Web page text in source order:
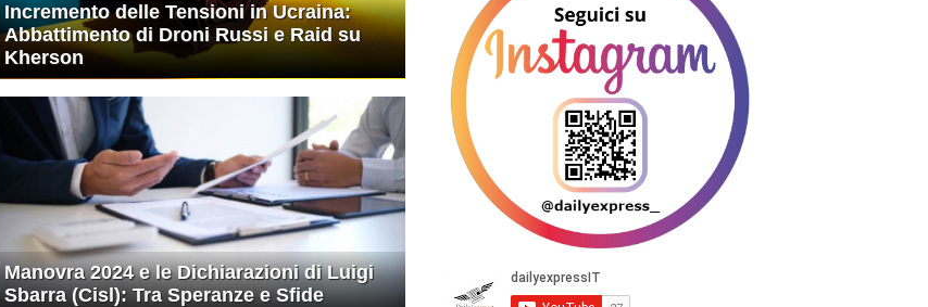
Incremento delle Tensioni in Ucraina:
Abbattimento di Droni Russi e Raid su
Kherson
Manovra 2024 e le Dichiarazioni di Luigi
Sbarra (Cisl): Tra Speranze e Sfide